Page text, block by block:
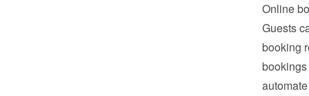
Online
Guests
booking